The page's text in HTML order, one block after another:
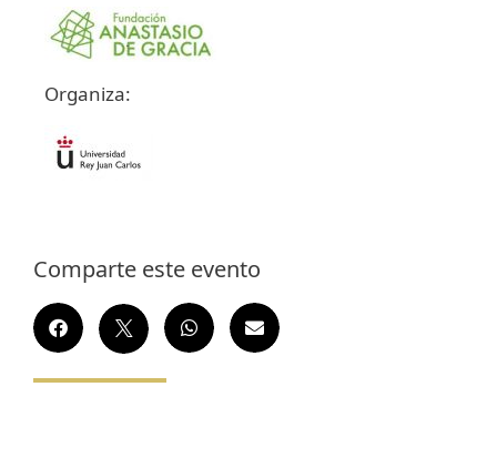
Organiza:
Comparte este evento